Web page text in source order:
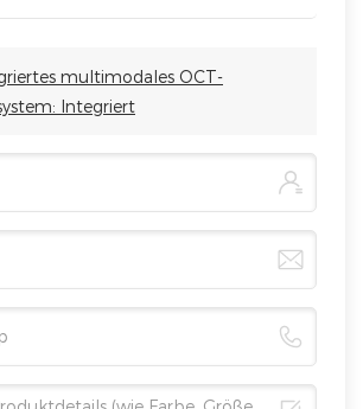
multimodales OCT-
Integriert